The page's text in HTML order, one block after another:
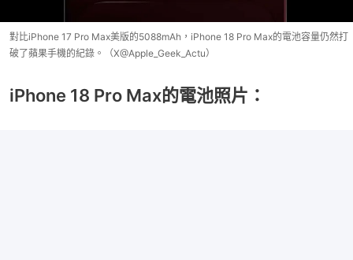
對比iPhone 17 Pro Max美版的5088mAh，iPhone 18 Pro Max的電池容量仍然打
破了蘋果手機的紀錄。（X@Apple_Geek_Actu）
iPhone 18 Pro Max的電池照片：